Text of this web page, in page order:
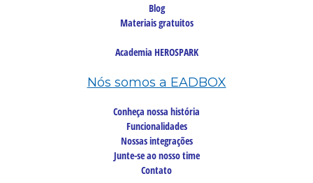
Blog
Materiais gratuitos
Academia HEROSPARK
Nós somos a EADBOX
Conheça nossa história
Funcionalidades
Nossas integrações
Junte-se ao nosso time
Contato